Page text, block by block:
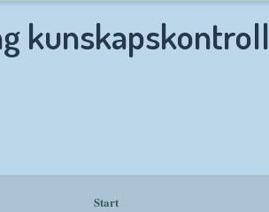
kunskapskontroll
Start